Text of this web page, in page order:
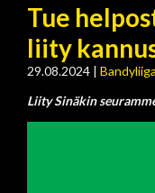
Tue
liity
29.08.2024 | Bandyliiga
Liity Sinäkin